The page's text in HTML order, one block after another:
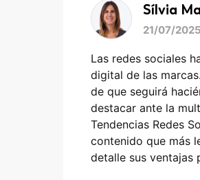
Sílvia
21/07/2025
Las redes sociales
digital de las
de que seguirá
destacar ante la
Tendencias Redes
contenido que más
detalle sus ventajas